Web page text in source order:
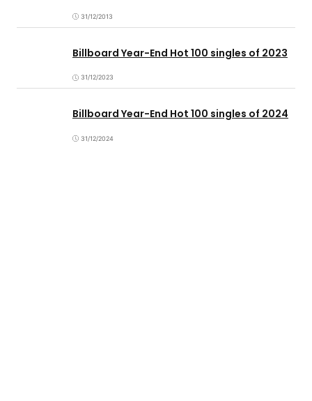
31/12/2013
Billboard Year-End Hot 100 singles of 2023
31/12/2023
Billboard Year-End Hot 100 singles of 2024
31/12/2024